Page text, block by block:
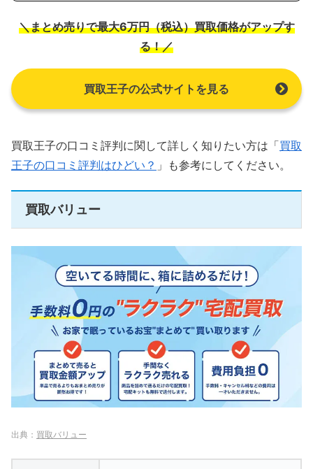
＼まとめ売りで最大6万円（税込）買取価格がアップす
る！／
買取王子の公式サイトを見る
買取王子の口コミ評判に関して詳しく知りたい方は「買取
王子の口コミ評判はひどい？ 」も参考にしてください。
買取バリュー
出典： 買取バリュー